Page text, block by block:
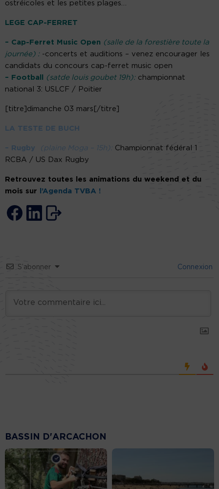
ostréicoles et les petites plages…
LEGE CAP-FERRET
– Cap-Ferret Music Open (salle de la forestière toute la
journée) :-concerts et auditions – venez encourager les
candidats du concours cap-ferret music open
– Football
(satde louis goubet 19h):championnat
national 3: USLCF / Poitier
[titre]dimanche 03 mars[/titre]
LA TESTE DE BUCH
– Rugby (plaine Moga – 15h): Championnat fédéral 1
RCBA / US Dax Rugby
Retrouvez toutes les animations du weekend et du
mois sur
l’Agenda TVBA !
S’abonner Connexion
BASSIN D'ARCACHON